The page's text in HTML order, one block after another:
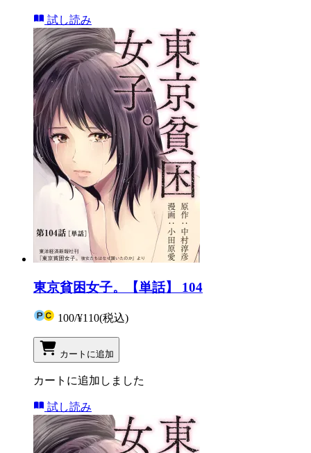
試し読み
東京貧困女子。【単話】 104
100/¥110(税込)
カートに追加
カートに追加しました
試し読み